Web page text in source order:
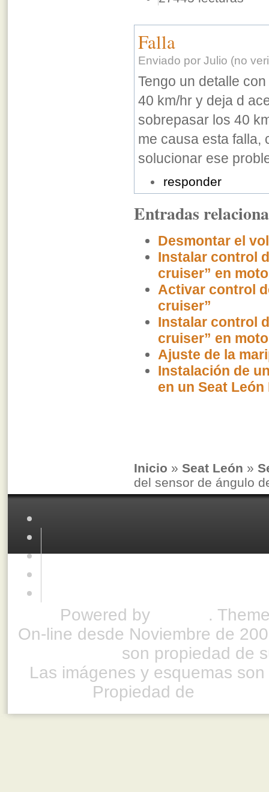
Falla
Enviado por Julio (no
Tengo un detalle
40 km/hr y deja d
sobrepasar los 40
me causa esta falla,
solucionar ese
responder
Entradas
Desmontar el
Instalar control
cruiser” en
Activar control
cruiser”
Instalar control
cruiser” en
Ajuste de la
Instalación de
en un Seat León
Inicio » Seat León »
del sensor de ángulo
Powered by
.
On-line desde Noviembre de
son propiedad de
Las imágenes y esquemas
Propiedad de